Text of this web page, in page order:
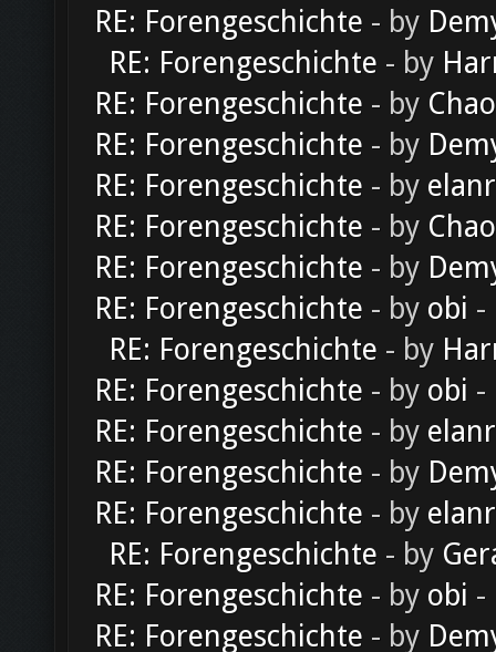
RE: Forengeschichte - by
RE: Forengeschichte - by
RE: Forengeschichte - by
RE: Forengeschichte - by
RE: Forengeschichte - by
RE: Forengeschichte - by
RE: Forengeschichte - by
RE: Forengeschichte - by obi -
RE: Forengeschichte - by
RE: Forengeschichte - by obi -
RE: Forengeschichte - by
RE: Forengeschichte - by
RE: Forengeschichte - by
RE: Forengeschichte - by
RE: Forengeschichte - by obi -
RE: Forengeschichte - by